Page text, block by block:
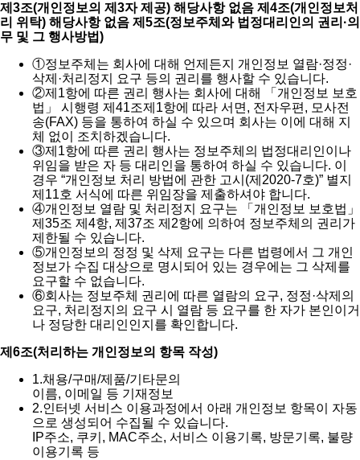
제3조(개인정보의 제3자 제공) 해당사항 없음 제4조(개인정보처
리 위탁) 해당사항 없음 제5조(정보주체와 법정대리인의 권리·의
무 및 그 행사방법)
①정보주체는 회사에 대해 언제든지 개인정보 열람·정정·
삭제·처리정지 요구 등의 권리를 행사할 수 있습니다.
②제1항에 따른 권리 행사는 회사에 대해 「개인정보 보호
법」 시행령 제41조제1항에 따라 서면, 전자우편, 모사전
송(FAX) 등을 통하여 하실 수 있으며 회사는 이에 대해 지
체 없이 조치하겠습니다.
③제1항에 따른 권리 행사는 정보주체의 법정대리인이나
위임을 받은 자 등 대리인을 통하여 하실 수 있습니다. 이
경우 “개인정보 처리 방법에 관한 고시(제2020-7호)” 별지
제11호 서식에 따른 위임장을 제출하셔야 합니다.
④개인정보 열람 및 처리정지 요구는 「개인정보 보호법」
제35조 제4항, 제37조 제2항에 의하여 정보주체의 권리가
제한될 수 있습니다.
⑤개인정보의 정정 및 삭제 요구는 다른 법령에서 그 개인
정보가 수집 대상으로 명시되어 있는 경우에는 그 삭제를
요구할 수 없습니다.
⑥회사는 정보주체 권리에 따른 열람의 요구, 정정·삭제의
요구, 처리정지의 요구 시 열람 등 요구를 한 자가 본인이거
나 정당한 대리인인지를 확인합니다.
제6조(처리하는 개인정보의 항목 작성)
1.채용/구매/제품/기타문의
이름, 이메일 등 기재정보
2.인터넷 서비스 이용과정에서 아래 개인정보 항목이 자동
으로 생성되어 수집될 수 있습니다.
IP주소, 쿠키, MAC주소, 서비스 이용기록, 방문기록, 불량
이용기록 등